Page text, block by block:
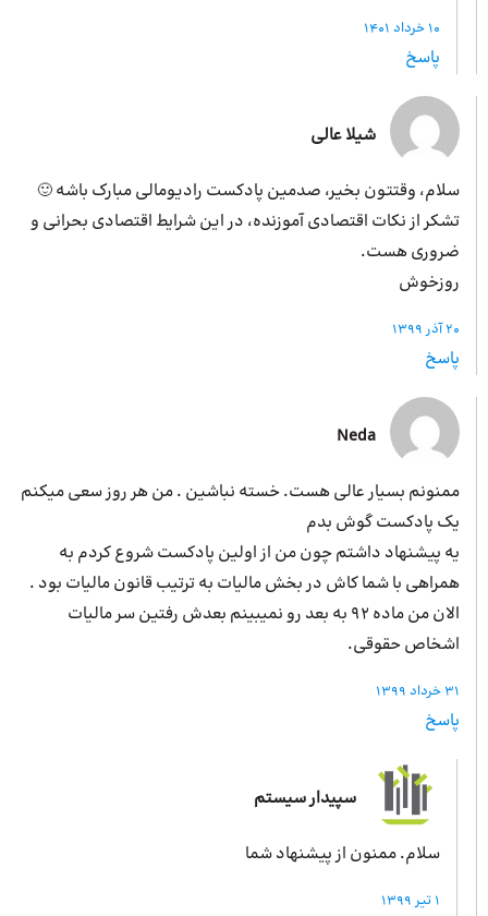
10 خرداد 1401
پاسخ
شیلا عالی
سلام، وقتتون بخیر، صدمین پادکست رادیومالی مبارک باشه 🙂
تشکر از نکات اقتصادی آموزنده، در این شرایط اقتصادی بحرانی و
ضروری هست.
روزخوش
20 آذر 1399
پاسخ
Neda
ممنونم بسیار عالی هست. خسته نباشین . من هر روز سعی میکنم
یک پادکست گوش بدم
یه پیشنهاد داشتم چون من از اولین پادکست شروع کردم به
همراهی با شما کاش در بخش مالیات به ترتیب قانون مالیات بود .
الان من ماده ۹۲ به بعد رو نمیبینم بعدش رفتین سر مالیات
اشخاص حقوقی.
31 خرداد 1399
پاسخ
سپیدار سیستم
سلام. ممنون از پیشنهاد شما
1 تیر 1399